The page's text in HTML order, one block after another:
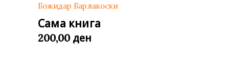
Божидар Барлакоски
Сама книга
200,00 ден